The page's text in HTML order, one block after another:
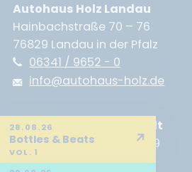
Autohaus Holz Landau
Hainbachstraße 70 – 76
76829 Landau in der Pfalz
06341 / 9652 - 0
info@autohaus-holz.de
Autohaus Holz Neustadt
Branchweilerhofstraße 89
67433 Neustadt
28.08.26
Bottles & Beats
VOL. 1
↗